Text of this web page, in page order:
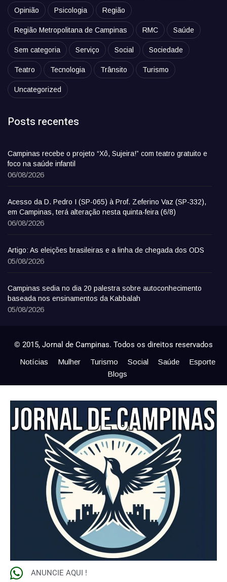
Opinião Psicologia Região
Região Metropolitana de Campinas RMC Saúde
Sem categoria Serviço Social Sociedade
Teatro Tecnologia Trânsito Turismo
Uncategorized
Posts recentes
Campinas recebe o projeto “Xô, Sujeira!” com teatro gratuito e
foco na saúde infantil
06/08/2026
Acesso da D. Pedro I (SP-065) à Prof. Zeferino Vaz (SP-332),
em Campinas, terá alteração nesta quinta-feira (6/8)
06/08/2026
Artigo: As eleições brasileiras e a linha de chegada dos ODS
05/08/2026
Campinas sedia no dia 20 palestra sobre autoconhecimento
baseada nos ensinamentos da Kabbalah
05/08/2026
© 2015, Jornal de Campinas. Todos os direitos reservados
Notícias Mulher Turismo Social Saúde
Esporte
Blogs
ANUNCIE AQUI !